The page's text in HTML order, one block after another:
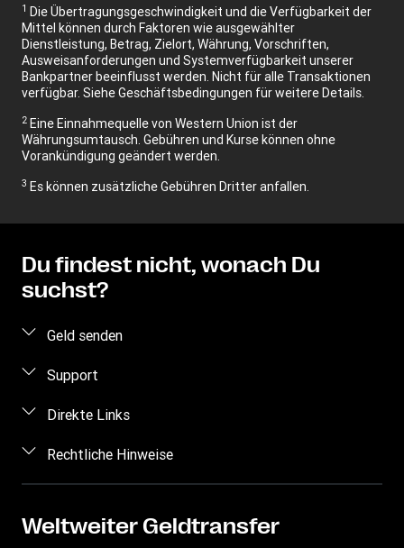
1 Die Übertragungsgeschwindigkeit und die Verfügbarkeit der
Mittel können durch Faktoren wie ausgewählter
Dienstleistung, Betrag, Zielort, Währung, Vorschriften,
Ausweisanforderungen und Systemverfügbarkeit unserer
Bankpartner beeinflusst werden. Nicht für alle Transaktionen
verfügbar. Siehe Geschäftsbedingungen für weitere Details.
2 Eine Einnahmequelle von Western Union ist der
Währungsumtausch. Gebühren und Kurse können ohne
Vorankündigung geändert werden.
3 Es können zusätzliche Gebühren Dritter anfallen.
Du findest nicht, wonach Du
suchst?
Geld senden
Geld online senden
Support
Häufig gestellte Fragen
Direkte Links
Einloggen/Registrieren
Vertriebspartner werden
Geldtransfer nachverfolgen
Rechtliche Hinweise
Datenschutzerklärung
Weltweiter Geldtransfer